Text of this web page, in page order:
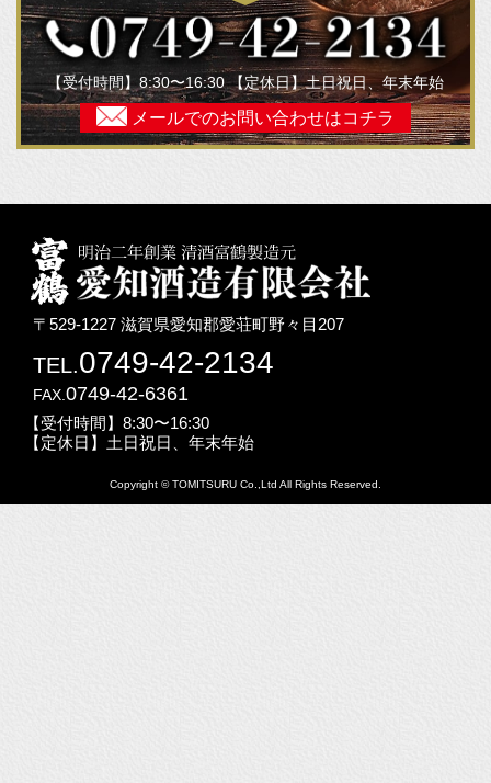
【受付時間】8:30〜16:30 【定休日】土日祝日、年末年始
メールでのお問い合わせはコチラ
〒529-1227 滋賀県愛知郡愛荘町野々目207
TEL.0749-42-2134
FAX. 0749-42-6361
【受付時間】8:30〜16:30
【定休日】土日祝日、年末年始
Copyright © TOMITSURU Co.,Ltd All Rights Reserved.